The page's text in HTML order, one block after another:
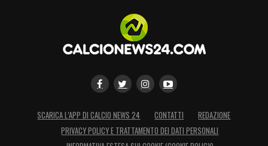
SCARICA L’APP DI CALCIO NEWS 24 CONTATTI
REDAZIONE
PRIVACY POLICY E TRATTAMENTO DEI DATI PERSONALI